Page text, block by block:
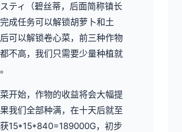
ティ（碧丝蒂，后面简称镇长
成任务可以解锁胡萝卜和土
可以解锁卷心菜，前三种作物
不高，我们只需要少量种植就
开始，作物的收益将会大幅提
我们全部种满，在十天后就至
15*15*840=189000G，初步